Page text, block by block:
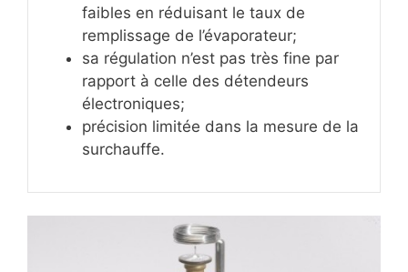
faibles en réduisant le taux de
remplissage de l’évaporateur;
sa régulation n’est pas très fine par
rapport à celle des détendeurs
électroniques;
précision limitée dans la mesure de la
surchauffe.